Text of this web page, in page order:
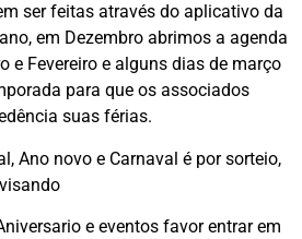
ser feitas através do aplicativo da
em Dezembro abrimos a agenda
e Fevereiro e alguns dias de março
para que os associados
suas férias.
Ano novo e Carnaval é por sorteio,
e eventos favor entrar em